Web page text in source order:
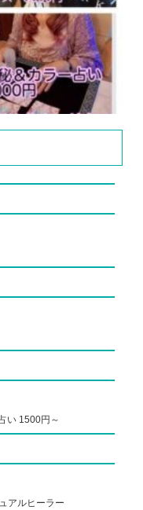
い 1500円～
アルヒーラー